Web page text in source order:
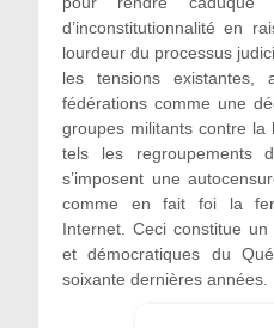
d’inconstitutionnalité en
lourdeur du processus
les tensions
fédérations comme une
groupes militants contre la
tels les regroupements
s’imposent une
comme en fait foi la
Internet. Ceci constitue
et démocratiques du
soixante dernières années.